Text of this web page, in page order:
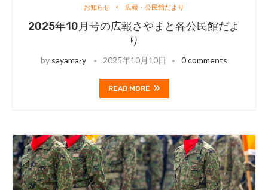
お知らせ 広報・公民館だより
2025年10月号の広報さやまと各公民館だよ
り
by sayama-y 2025年10月10日 0 comments
READ MORE